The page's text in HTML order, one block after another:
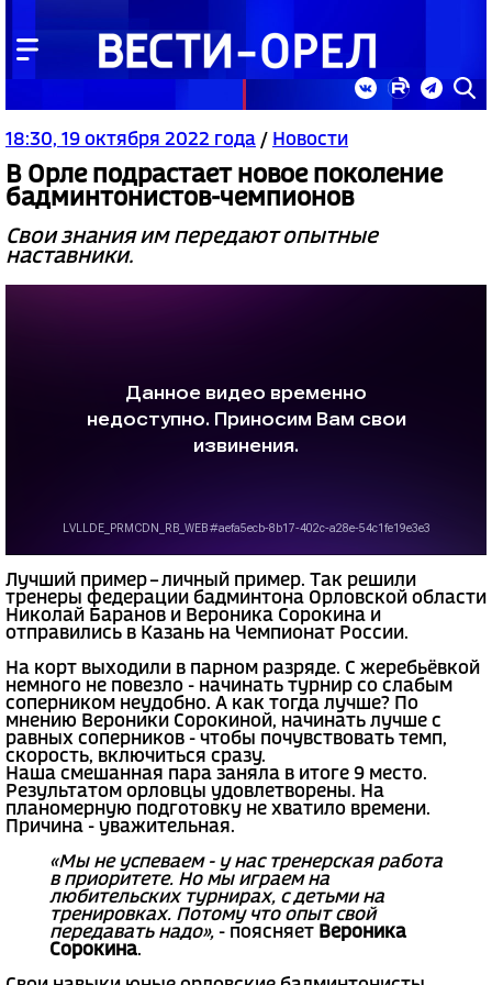
18:30, 19 октября 2022 года / Новости
В Орле подрастает новое поколение
бадминтонистов-чемпионов
Свои знания им передают опытные
наставники.
Лучший пример – личный пример. Так решили
тренеры федерации бадминтона Орловской области
Николай Баранов и Вероника Сорокина и
отправились в Казань на Чемпионат России.
На корт выходили в парном разряде. С жеребьёвкой
немного не повезло - начинать турнир со слабым
соперником неудобно. А как тогда лучше? По
мнению Вероники Сорокиной, начинать лучше с
равных соперников - чтобы почувствовать темп,
скорость, включиться сразу.
Наша смешанная пара заняла в итоге 9 место.
Результатом орловцы удовлетворены. На
планомерную подготовку не хватило времени.
Причина - уважительная.
«Мы не успеваем - у нас тренерская работа
в приоритете. Но мы играем на
любительских турнирах, с детьми на
тренировках. Потому что опыт свой
передавать надо», - поясняет Вероника
Сорокина.